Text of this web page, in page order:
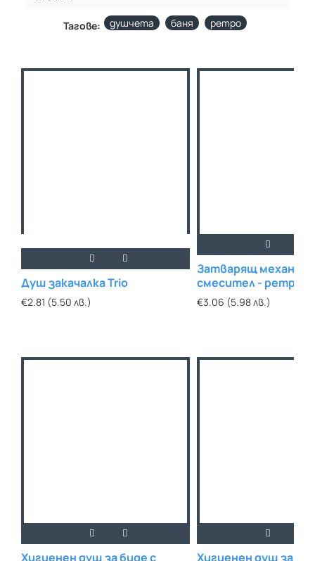
Тагове: душчета баня ретро
Душ закачалка Trio
€2.81 (5.50 лв.)
Затварящ
смесител - ретро
€3.06 (5.98 лв.)
Хигиенен душ за биде с
Хигиенен душ за